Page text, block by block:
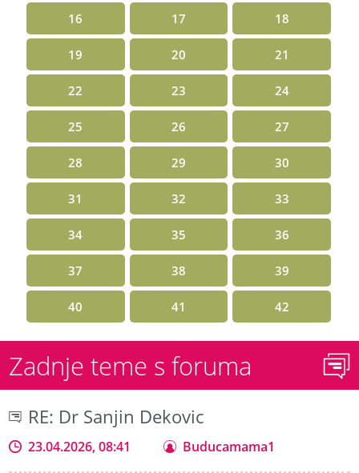
16 17 18
19 20 21
22 23 24
25 26 27
28 29 30
31 32 33
34 35 36
37 38 39
40 41 42
Zadnje teme s foruma
RE: Dr Sanjin Dekovic
23.04.2026, 08:41 Buducamama1